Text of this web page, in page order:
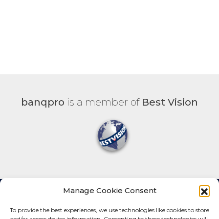
Manage Cookie Consent
To provide the best experiences, we use technologies like cookies to store
banqpro is a member of Best Vision
Pristina Vienna Panama